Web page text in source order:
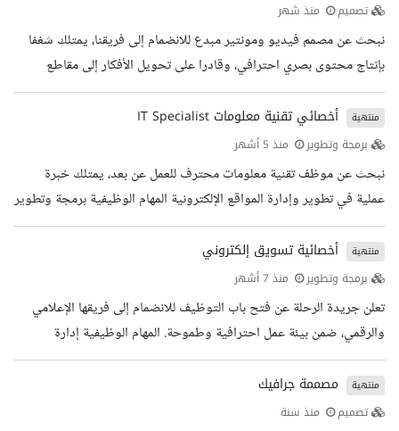
تصميم منذ شهر
نبحث عن مصمم فيديو ومونتير مبدع للانضمام إلى فريقنا، يمتلك شغفا
بإنتاج محتوى بصري احترافي، وقادرا على تحويل الأفكار إلى مقاطع
فيديو مؤثرة تعكس هوية العلامة التجارية وتحقق أعلى مستويات الجودة
والإبداع. المهام الوظيفية مونتاج وإنتاج مقاطع الفيديو الاحترافية الخاصة
بوسائل التواصل الاجتماعي، والحملات التسويقية، والفعاليات، والمقابلات،
والإعلانات. تصميم المؤثرات البصرية والرسوم المتحركة (Motion
Graphics) والعناوين والانتقالات بما يتناسب...
منتهية أخصائي تقنية معلومات IT Specialist
برمجة وتطوير منذ 5 أشهر
نبحث عن موظف تقنية معلومات محترف للعمل عن بعد، يمتلك خبرة
عملية في تطوير وإدارة المواقع الإلكترونية المهام الوظيفية برمجة وتطوير
المواقع الإلكترونية أتمتة عمليات التطوير بالذكاء الاصطناعي تطوير قوالب
وإضافات WordPress صيانة المواقع والتطبيقات إعداد خطط ضمان
الجودة وفقا لمعايير وإجراءات العمل التعاون مع فريق التطوير ومتابعة
خطط التحسين المؤهلات والخبرات خبرة بتطوير واجهات الاستخدام
HTML/CSS نقاط إضافية لمن لديه خبرة بتطوير النظم...
منتهية أخصائية تسويق إلكتروني
برمجة وتطوير منذ 7 أشهر
تعلن جريدة الرحلة عن فتح باب التوظيف للانضمام إلى فريقها الإعلامي
والرقمي، ضمن بيئة عمل احترافية وطموحة. المهام الوظيفية إدارة
حسابات التواصل الاجتماعي (Instagram X LinkedIn Facebook
YouTube). إعداد ونشر المحتوى اليومي وخطط التسويق الشهرية. كتابة
محتوى تسويقي احترافي وإدارة الإيميلات الرسمية والتسويقية. تحسين
منتهية مصممة جرافيك
تصميم منذ سنة